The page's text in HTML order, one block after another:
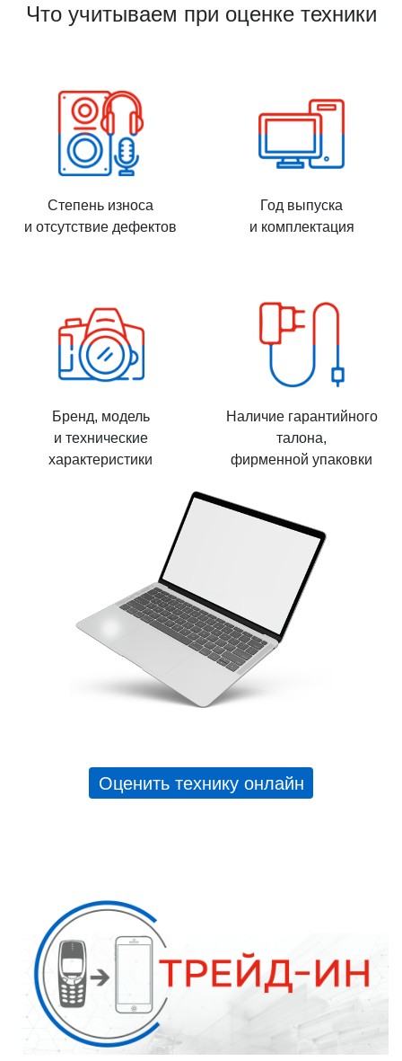
Что учитываем при оценке техники
Степень износа
и отсутствие дефектов
Год выпуска
и комплектация
Бренд, модель
и технические
характеристики
Наличие гарантийного
талона,
фирменной упаковки
Оценить технику онлайн